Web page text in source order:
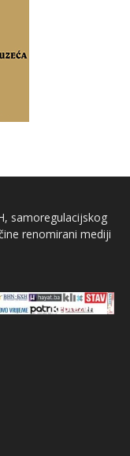
samoregulacijskog
renomirani mediji